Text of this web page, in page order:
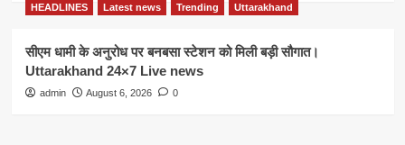
HEADLINES
Latest news Trending Uttarakhand
सीएम धामी के अनुरोध पर बनबसा स्टेशन को मिली बड़ी सौगात।
Uttarakhand 24×7 Live news
admin August 6, 2026 0